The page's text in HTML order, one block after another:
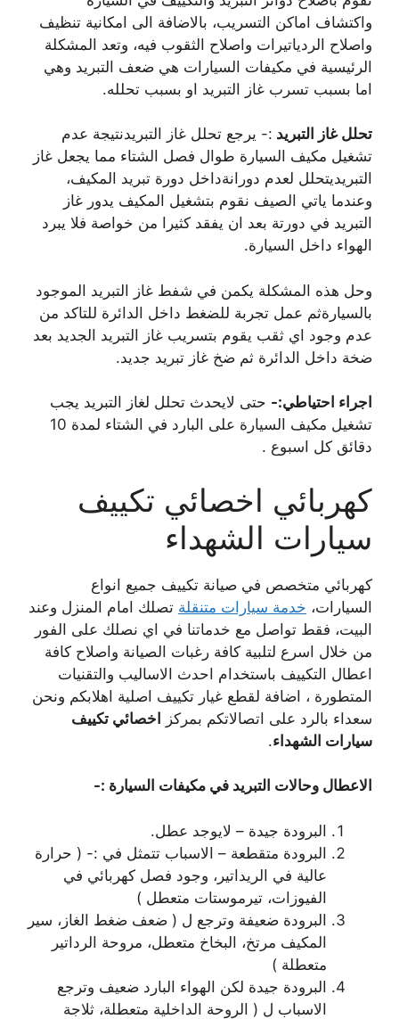
واكتشاف اماكن التسريب، بالاضافة الى امكانية تنظيف
واصلاح الردياتيرات واصلاح الثقوب فيه، وتعد المشكلة
الرئيسية في مكيفات السيارات هي ضعف التبريد وهي
اما بسبب تسرب غاز التبريد او بسبب تحلله.
تحلل غاز التبريد :- يرجع تحلل غاز التبريدنتيجة عدم
تشغيل مكيف السيارة طوال فصل الشتاء مما يجعل غاز
التبريديتحلل لعدم دورانةداخل دورة تبريد المكيف،
وعندما ياتي الصيف نقوم بتشغيل المكيف يدور غاز
التبريد في دورتة بعد ان يفقد كثيرا من خواصة فلا يبرد
الهواء داخل السيارة.
وحل هذه المشكلة يكمن في شفط غاز التبريد الموجود
بالسيارةثم عمل تجربة للضغط داخل الدائرة للتاكد من
عدم وجود اي ثقب يقوم بتسريب غاز التبريد الجديد بعد
ضخة داخل الدائرة ثم ضخ غاز تبريد جديد.
اجراء احتياطي:- حتى لايحدث تحلل لغاز التبريد يجب
تشغيل مكيف السيارة على البارد في الشتاء لمدة 10
دقائق كل اسبوع .
كهربائي اخصائي تكييف
سيارات الشهداء
كهربائي متخصص في صيانة تكييف جميع انواع
السيارات، خدمة سيارات متنقلة تصلك امام المنزل وعند
البيت، فقط تواصل مع خدماتنا في اي نصلك على الفور
من خلال اسرع لتلبية كافة رغبات الصيانة واصلاح كافة
اعطال التكييف باستخدام احدث الاساليب والتقنيات
المتطورة ، اضافة لقطع غيار تكييف اصلية اهلابكم ونحن
سعداء بالرد على اتصالاتكم بمركز اخصائي تكييف
سيارات الشهداء.
الاعطال وحالات التبريد في مكيفات السيارة :-
البرودة جيدة – لايوجد عطل.
البرودة متقطعة – الاسباب تتمثل في :- ( حرارة
عالية في الريداتير، وجود فصل كهربائي في
الفيوزات، تيرموستات متعطل )
البرودة ضعيفة وترجع ل ( ضعف ضغط الغاز، سير
المكيف مرتخ، البخاخ متعطل، مروحة الرداتير
متعطلة )
البرودة جيدة لكن الهواء البارد ضعيف وترجع
الاسباب ل ( الروحة الداخلية متعطلة، ثلاجة